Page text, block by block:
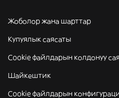
Жоболор жана шарттар
Купуялык саясаты
Cookie файлдарын колдонуу
Шайкештик
Cookie файлдарын